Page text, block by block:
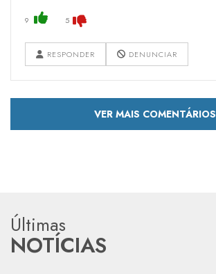
9 5
RESPONDER DENUNCIAR
VER MAIS COMENTÁRIOS
Últimas
NOTÍCIAS